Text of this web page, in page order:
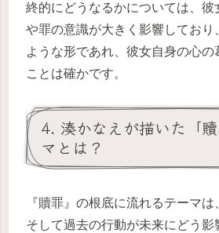
終的にどうなるかについては、彼
や罪の意識が大きく影響しており
ような形であれ、彼女自身の心の
ことは確かです。
4. 湊かなえが描いた「
マとは？
『贖罪』の根底に流れるテーマは
そして過去の行動が未来にどう影